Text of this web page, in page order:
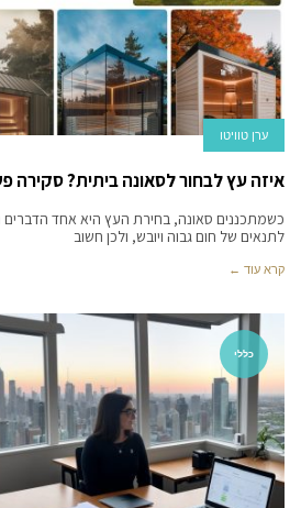
ערן טוויטו
איזה עץ לבחור לסאונה ביתית? סקירה
כשמתכננים סאונה, בחירת העץ היא אחד
לתנאים של חום גבוה ויובש, ולכן חשוב
קרא עוד ←
כללי